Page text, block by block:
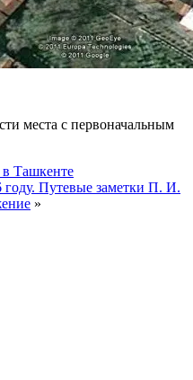
места с первоначальным
Ташкенте
году. Путевые заметки П. И.
»